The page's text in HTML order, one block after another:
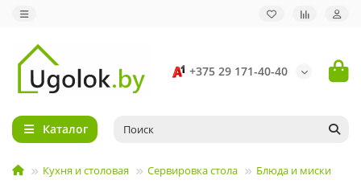
+375 29 171-40-40
Каталог
Кухня и столовая Сервировка стола Блюда и миски